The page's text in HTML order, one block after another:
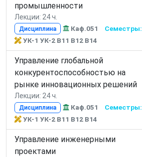
промышленности
Лекции: 24 ч.
Дисциплина Каф.051 Семестры:
УК-1 УК-2 В11 В12 В14
Управление глобальной
конкурентоспособностью на
рынке инновационных решений
Лекции: 24 ч.
Дисциплина Каф.051 Семестры:
УК-1 УК-2 В11 В12 В14
Управление инженерными
проектами